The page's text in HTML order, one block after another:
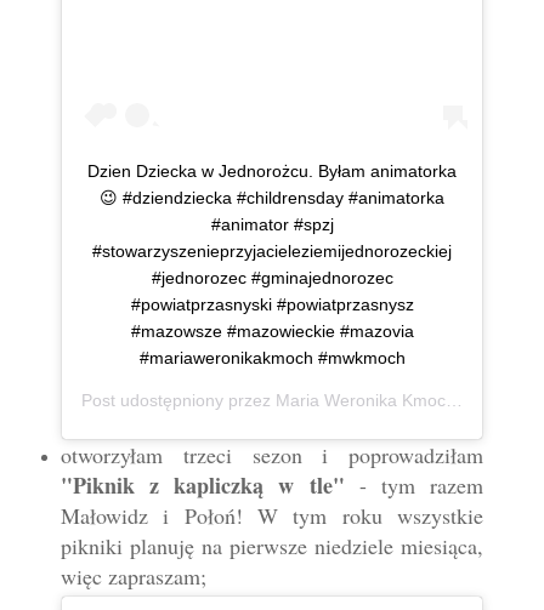
Dzien Dziecka w Jednorożcu. Byłam animatorka
😉 #dziendziecka #childrensday #animatorka
#animator #spzj
#stowarzyszenieprzyjacieleziemijednorozeckiej
#jednorozec #gminajednorozec
#powiatprzasnyski #powiatprzasnysz
#mazowsze #mazowieckie #mazovia
#mariaweronikakmoch #mwkmoch
Post udostępniony przez Maria Weronika Kmoch
otworzyłam trzeci sezon i poprowadziłam
"Piknik z kapliczką w tle" - tym razem
Małowidz i Połoń! W tym roku wszystkie
pikniki planuję na pierwsze niedziele miesiąca,
więc zapraszam;